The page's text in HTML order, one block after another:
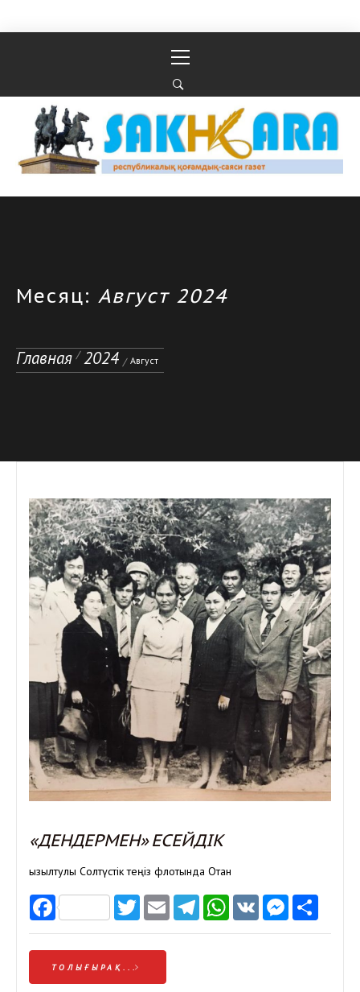
Перейти к содержимому
меню
Республикалық қоғамдық-саяси газеті
Месяц: Август 2024
Главная 2024 Август
«ДЕНДЕРМЕН» ЕСЕЙДІК
Қызылтулы Солтүстік теңіз флотында Отан
FacebookTwitter
EmailTelegram
WhatsApp
VK
ТОЛЫҒЫРАҚ...